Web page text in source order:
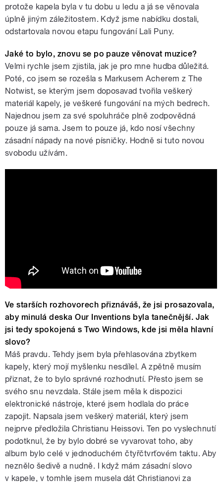
protože kapela byla v tu dobu u ledu a já se věnovala
úplně jiným záležitostem. Když jsme nabídku dostali,
odstartovala novou etapu fungování Lali Puny.
Jaké to bylo, znovu se po pauze věnovat muzice?
Velmi rychle jsem zjistila, jak je pro mne hudba důležitá.
Poté, co jsem se rozešla s Markusem Acherem z The
Notwist, se kterým jsem doposavad tvořila veškerý
materiál kapely, je veškeré fungování na mých bedrech.
Najednou jsem za své spoluhráče plně zodpovědná
pouze já sama. Jsem to pouze já, kdo nosí všechny
zásadní nápady na nové písničky. Hodně si tuto novou
svobodu užívám.
Ve starších rozhovorech přiznáváš, že jsi prosazovala,
aby minulá deska Our Inventions byla tanečnější. Jak
jsi tedy spokojená s Two Windows, kde jsi měla hlavní
slovo?
Máš pravdu. Tehdy jsem byla přehlasována zbytkem
kapely, který mojí myšlenku nesdílel. A zpětně musím
přiznat, že to bylo správné rozhodnutí. Přesto jsem se
svého snu nevzdala. Stále jsem měla k dispozici
elektronické nástroje, které jsem hodlala do práce
zapojit. Napsala jsem veškerý materiál, který jsem
nejprve předložila Christianu Heissovi. Ten po vyslechnutí
podotknul, že by bylo dobré se vyvarovat toho, aby
album bylo celé v jednoduchém čtyřčtvrťovém taktu. Aby
neznělo šedivě a nudně. I když mám zásadní slovo
v kapele, v tomhle jsem musela dát Christianovi za